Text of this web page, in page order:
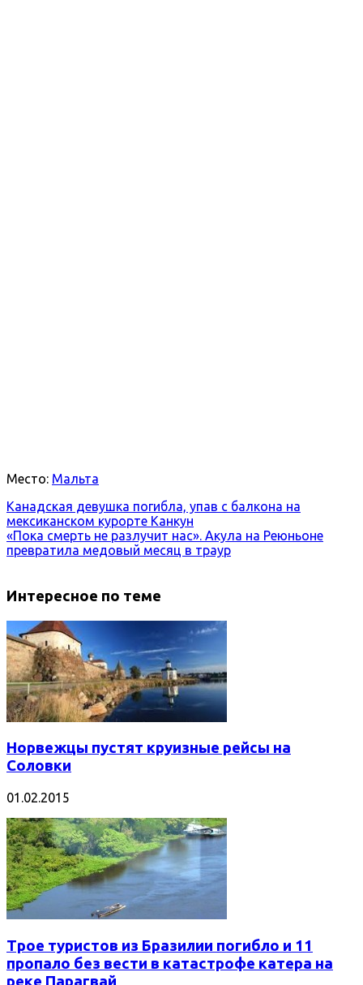
Место: Мальта
Канадская девушка погибла, упав с балкона на
мексиканском курорте Канкун
«Пока смерть не разлучит нас». Акула на Реюньоне
превратила медовый месяц в траур
Интересное по теме
Норвежцы пустят круизные рейсы на
Соловки
01.02.2015
Трое туристов из Бразилии погибло и 11
пропало без вести в катастрофе катера на
реке Парагвай